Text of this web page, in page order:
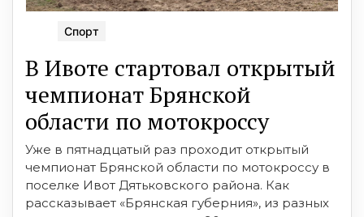
Спорт
В Ивоте стартовал открытый
чемпионат Брянской
области по мотокроссу
Уже в пятнадцатый раз проходит открытый
чемпионат Брянской области по мотокроссу в
поселке Ивот Дятьковского района. Как
рассказывает «Брянская губерния», из разных